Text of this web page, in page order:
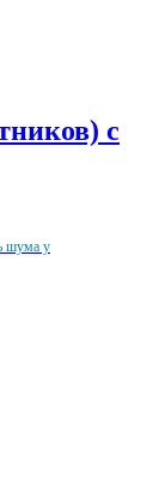
с
шума у